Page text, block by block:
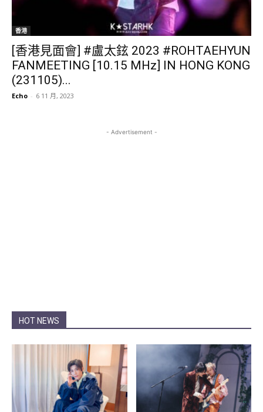
香港
[香港見面會] #盧太鉉 2023 #ROHTAEHYUN
FANMEETING [10.15 MHz] IN HONG KONG
(231105)...
Echo - 6 11 月, 2023
- Advertisement -
HOT NEWS